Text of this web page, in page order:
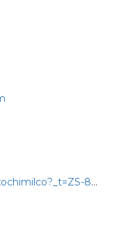
https://www.tiktok.com/@explora_xochimilco?_t=ZS-8zz36v4kduh&_r=1